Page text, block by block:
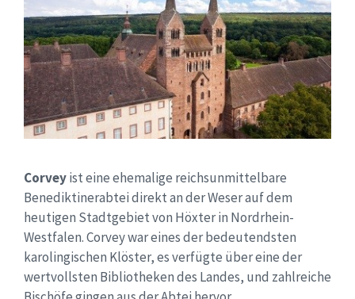
Corveyist eine ehemalige reichsunmittelbare
Benediktinerabtei direkt an der Weser auf dem
heutigen Stadtgebiet von Höxter in Nordrhein-
Westfalen. Corvey war eines der bedeutendsten
karolingischen Klöster, es verfügte über eine der
wertvollsten Bibliotheken des Landes, und zahlreiche